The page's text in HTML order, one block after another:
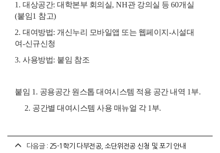
1. 대상공간:대학본부 회의실, NH관 강의실 등60개실
(붙임1 참고)
2. 대여방법: 개신누리 모바일앱 또는 웹페이지 -시설대
여-신규신청
3. 사용방법: 붙임 참조
붙임 1. 공용공간 원스톱 대여시스템 적용 공간 내역 1 부.
2. 공간별 대여시스템 사용 매뉴얼 각 1 부.
다음글 : 25-1학기 다부전공, 소단위전공 신청 및 포기 안내